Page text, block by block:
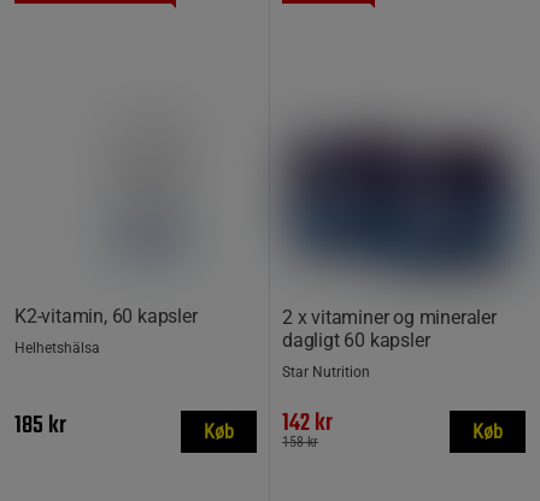
K2-vitamin, 60 kapsler
Helhetshälsa
185 kr Køb
2 x vitaminer og mineraler
dagligt 60 kapsler
Star Nutrition
142 kr
158 kr Køb